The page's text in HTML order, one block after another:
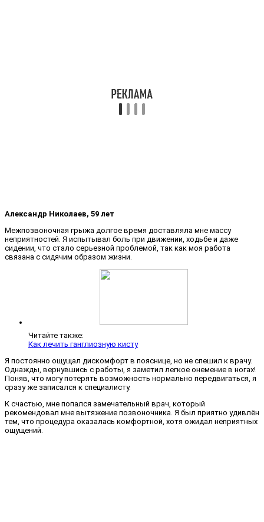
Александр Николаев, 59 лет
Межпозвоночная грыжа долгое время доставляла мне массу
неприятностей. Я испытывал боль при движении, ходьбе и даже
сидении, что стало серьезной проблемой, так как моя работа
связана с сидячим образом жизни.
Читайте также:
Как лечить ганглиозную кисту
Я постоянно ощущал дискомфорт в пояснице, но не спешил к врачу.
Однажды, вернувшись с работы, я заметил легкое онемение в ногах!
Поняв, что могу потерять возможность нормально передвигаться, я
сразу же записался к специалисту.
К счастью, мне попался замечательный врач, который
рекомендовал мне вытяжение позвоночника. Я был приятно удивлён
тем, что процедура оказалась комфортной, хотя ожидал неприятных
ощущений.